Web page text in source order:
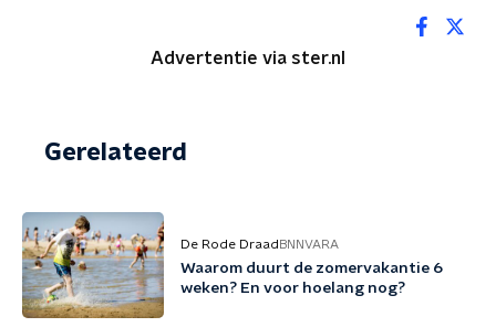
Advertentie via ster.nl
Gerelateerd
De Rode Draad BNNVARA
Waarom duurt de zomervakantie 6
weken? En voor hoelang nog?